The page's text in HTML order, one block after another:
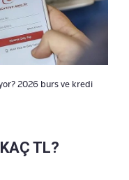
2026 burs ve kredi
TL?